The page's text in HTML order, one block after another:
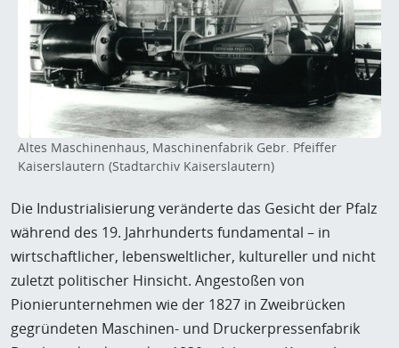
Altes Maschinenhaus, Maschinenfabrik Gebr. Pfeiffer
Kaiserslautern (Stadtarchiv Kaiserslautern)
Die Industrialisierung veränderte das Gesicht der Pfalz
während des 19. Jahrhunderts fundamental – in
wirtschaftlicher, lebensweltlicher, kultureller und nicht
zuletzt politischer Hinsicht. Angestoßen von
Pionierunternehmen wie der 1827 in Zweibrücken
gegründeten Maschinen- und Druckerpressenfabrik